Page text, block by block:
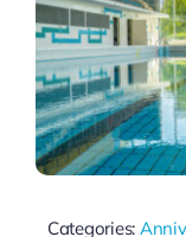
Categories: